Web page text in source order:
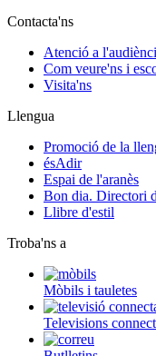
Contacta'ns
Atenció a
Com veure'ns i
Visita'ns
Llengua
Promoció de la
ésAdir
Espai de l'aranès
Bon dia. Directori
Llibre d'estil
Troba'ns a
Mòbils i tauletes
Televisions